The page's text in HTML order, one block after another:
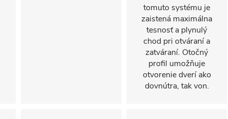
tomuto systému je
zaistená maximálna
tesnosť a plynulý
chod pri otváraní a
zatváraní. Otočný
profil umožňuje
otvorenie dverí ako
dovnútra, tak von.